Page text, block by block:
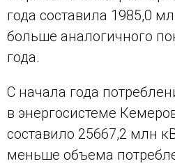
года составила 1985,0
больше аналогичного
года.
С начала года
в энергосистеме
составило 25667,2 млн
меньше объема